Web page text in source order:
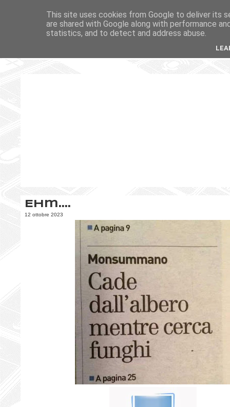
Ehm....
12 ottobre 2023
This site uses cookies from Google to deliver its
are shared with Google along with performance
statistics, and to detect and address abuse.